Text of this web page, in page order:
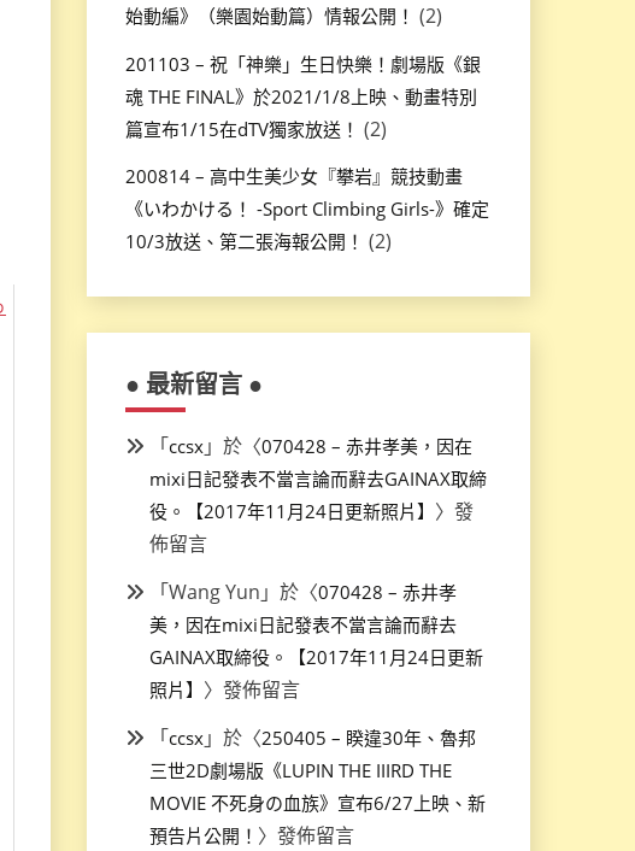
始動編》（樂園始動篇）情報公開！ (2)
201103 – 祝「神樂」生日快樂！劇場版《銀
魂 THE FINAL》於2021/1/8上映、動畫特別
篇宣布1/15在dTV獨家放送！ (2)
200814 – 高中生美少女『攀岩』競技動畫
《いわかける！ -Sport Climbing Girls-》確定
10/3放送、第二張海報公開！ (2)
● 最新留言 ●
「ccsx」於〈070428 – 赤井孝美，因在
mixi日記發表不當言論而辭去GAINAX取締
役。【2017年11月24日更新照片】 〉發
佈留言
「Wang Yun 」於〈070428 – 赤井孝
美，因在mixi日記發表不當言論而辭去
GAINAX取締役。【2017年11月24日更新
照片】 〉發佈留言
「ccsx」於〈250405 – 睽違30年、魯邦
三世2D劇場版《LUPIN THE IIIRD THE
MOVIE 不死身の血族》宣布6/27上映、新
預告片公開！ 〉發佈留言